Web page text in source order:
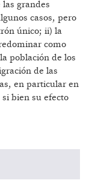
grandes
casos, pero
único; ii) la
como
población de los
de las
en particular en
bien su efecto